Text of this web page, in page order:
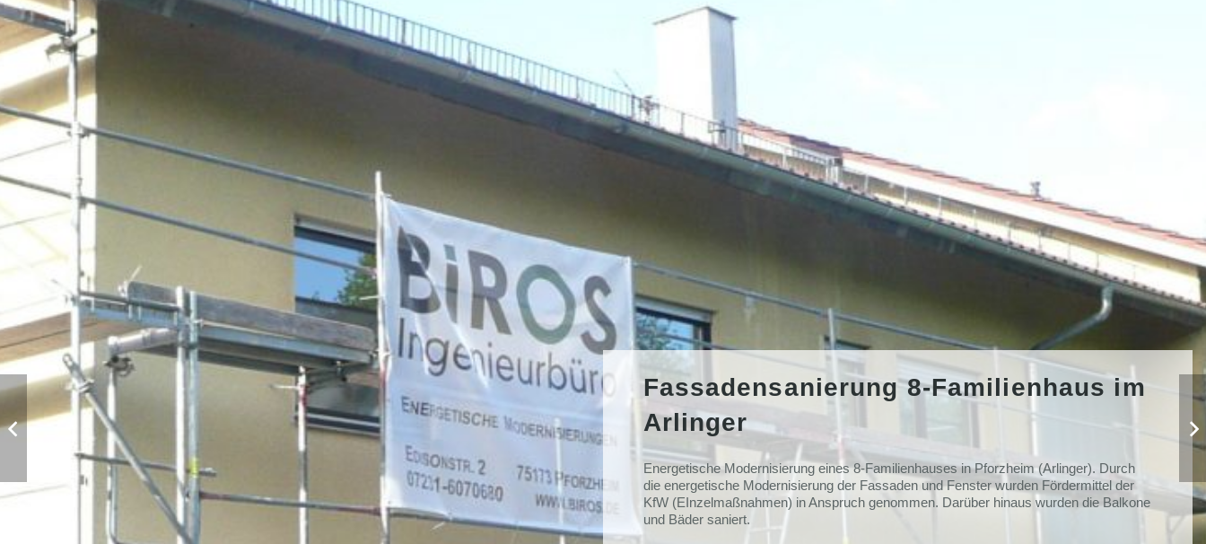
Fassadensanierung 8-Familienhaus im
Arlinger
Energetische Modernisierung eines 8-Familienhauses in Pforzheim (Arlinger). Durch
die energetische Modernisierung der Fassaden und Fenster wurden Fördermittel der
KfW (EInzelmaßnahmen) in Anspruch genommen. Darüber hinaus wurden die Balkone
und Bäder saniert.